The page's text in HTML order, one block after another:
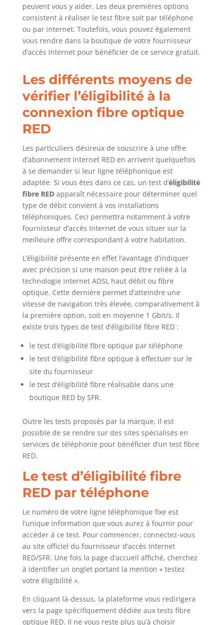
peuvent vous y aider. Les deux premières options
consistent à réaliser le test fibre soit par téléphone
ou par internet. Toutefois, vous pouvez également
vous rendre dans la boutique de votre fournisseur
d’accès Internet pour bénéficier de ce service gratuit.
Les différents moyens de
vérifier l’éligibilité à la
connexion fibre optique
RED
Les particuliers désireux de souscrire à une offre
d’abonnement internet RED en arrivent quelquefois
à se demander si leur ligne téléphonique est
adaptée. Si vous êtes dans ce cas, un test d’éligibilité
fibre RED apparaît nécessaire pour déterminer quel
type de débit convient à vos installations
téléphoniques. Ceci permettra notamment à votre
fournisseur d’accès Internet de vous situer sur la
meilleure offre correspondant à votre habitation.
L’éligibilité présente en effet l’avantage d’indiquer
avec précision si une maison peut être reliée à la
technologie internet ADSL haut débit ou fibre
optique. Cette dernière permet d’atteindre une
vitesse de navigation très élevée, comparativement à
la première option, soit en moyenne 1 Gbit/s. Il
existe trois types de test d’éligibilité fibre RED :
le test d’éligibilité fibre optique par téléphone
le test d’éligibilité fibre optique à effectuer sur le
site du fournisseur
le test d’éligibilité fibre réalisable dans une
boutique RED by SFR.
Outre les tests proposés par la marque, il est
possible de se rendre sur des sites spécialisés en
services de téléphonie pour bénéficier d’un test fibre
RED.
Le test d’éligibilité fibre
RED par téléphone
Le numéro de votre ligne téléphonique fixe est
l’unique information que vous aurez à fournir pour
accéder à ce test. Pour commencer, connectez-vous
au site officiel du fournisseur d’accès Internet
RED/SFR. Une fois la page d’accueil affiché, cherchez
à identifier un onglet portant la mention « testez
votre éligibilité ».
En cliquant là-dessus, la plateforme vous redirigera
vers la page spécifiquement dédiée aux tests fibre
optique RED. Il ne vous reste plus qu’à choisir